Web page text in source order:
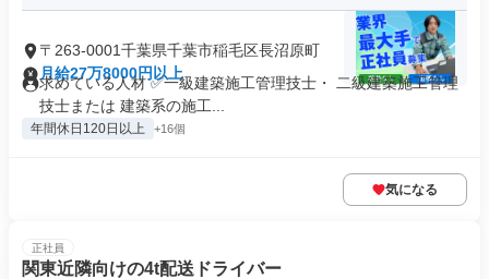
〒263-0001千葉県千葉市稲毛区長沼原町
月給27万8000円以上
求めている人材 ✅一級建築施工管理技士・ 二級建築施工管理
技士または 建築系の施工...
年間休日120日以上 +16個
気になる
正社員
関東近隣向けの4t配送ドライバー